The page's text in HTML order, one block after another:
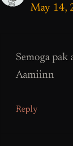
May 14,
Semoga
Aamiinn
Reply